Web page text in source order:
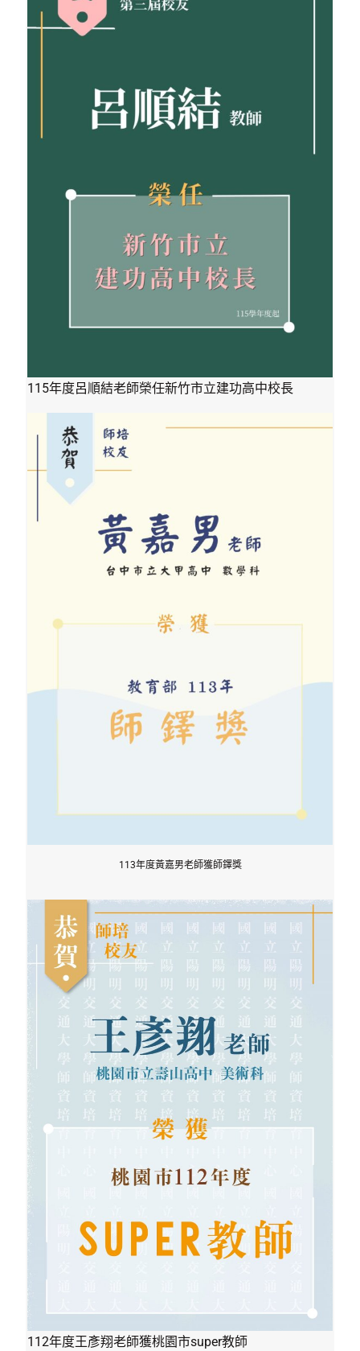
115年度呂順結老師榮任新竹市立建功高中校長
113年度黃嘉男老師獲師鐸獎
112年度王彥翔老師獲桃園市super教師